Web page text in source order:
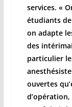
services. «
étudiants
on adapte
des
particulier
ouvertes